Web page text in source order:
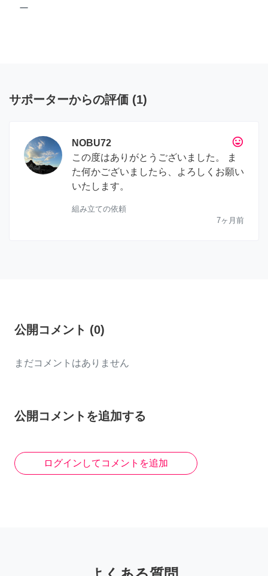
ー
サポーターからの評価 (1)
tag_faces
NOBU72
この度はありがとうございました。 ま
た何かございましたら、よろしくお願い
いたします。
組み立ての依頼
7ヶ月前
公開コメント (0)
まだコメントはありません
公開コメントを追加する
ログインしてコメントを追加